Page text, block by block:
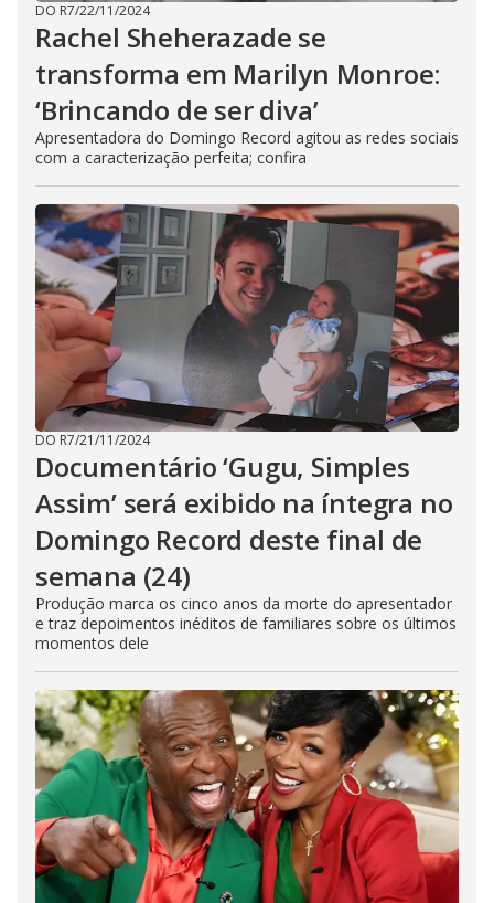
DO R7/22/11/2024
Rachel Sheherazade se
transforma em Marilyn Monroe:
‘Brincando de ser diva’
Apresentadora do Domingo Record agitou as redes sociais
com a caracterização perfeita; confira
DO R7/21/11/2024
Documentário ‘Gugu, Simples
Assim’ será exibido na íntegra no
Domingo Record deste final de
semana (24)
Produção marca os cinco anos da morte do apresentador
e traz depoimentos inéditos de familiares sobre os últimos
momentos dele